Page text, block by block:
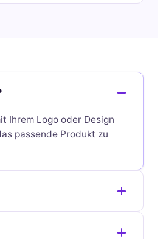
Ihrem Logo oder Design
passende Produkt zu